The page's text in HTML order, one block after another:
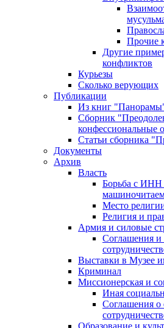
Прочие
Другие
конфликтов
Курьезы
Сколько верующих
Публикации
Из книг
Сборник
конфессиональные
Статьи сборника
Документы
Архив
Власть
Борьба с ИНН
Место
Религия и
Армия и силовые
Соглашения и
Выставки в Музее
Криминал
Миссионерская и
Иная
Соглашения о
Образование и